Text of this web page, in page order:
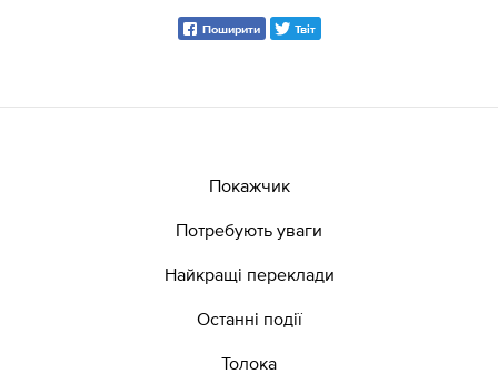
Поширити Твіт
Покажчик
Потребують уваги
Найкращі переклади
Останні події
Толока